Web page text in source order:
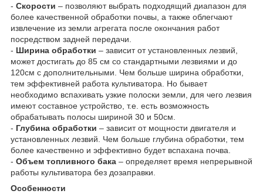
- Скорости – позволяют выбрать подходящий диапазон для
более качественной обработки почвы, а также облегчают
извлечение из земли агрегата после окончания работ
посредством задней передачи.
- Ширина обработки – зависит от установленных лезвий,
может достигать до 85 см со стандартными лезвиями и до
120см с дополнительными. Чем больше ширина обработки,
тем эффективней работа культиватора. Но бывает
необходимо вспахивать узкие полоски земли, для чего лезвия
имеют составное устройство, т.е. есть возможность
обрабатывать полосы шириной 30 и 50см.
- Глубина обработки – зависит от мощности двигателя и
установленных лезвий. Чем больше глубина обработки, тем
более качественно и эффективно будет вспахана почва.
- Объем топливного бака – определяет время непрерывной
работы культиватора без дозаправки.
Особенности